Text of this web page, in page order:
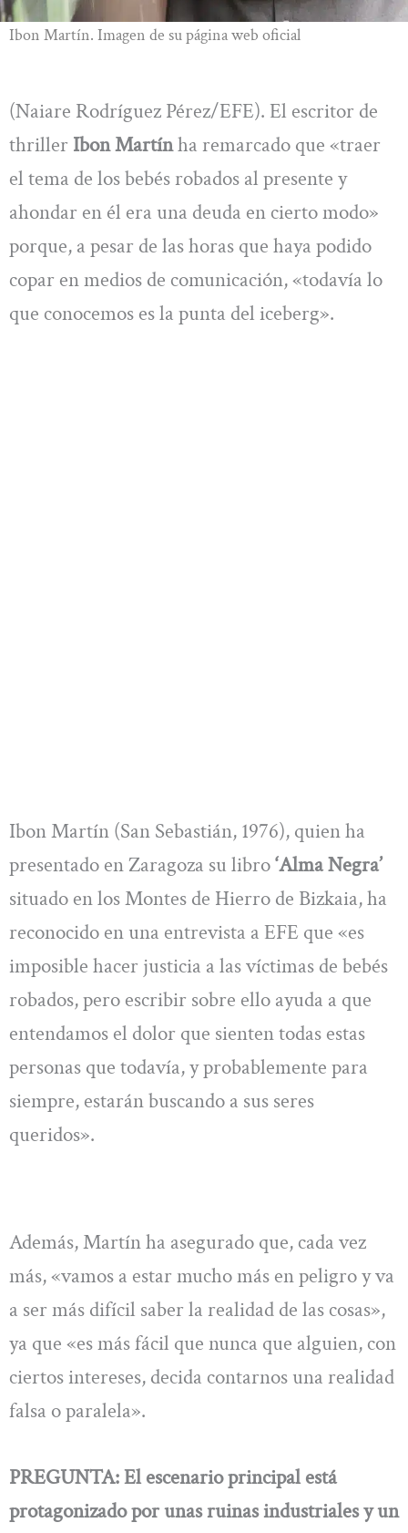
Ibon Martín. Imagen de su página web oficial
(Naiare Rodríguez Pérez/EFE). El escritor de
thriller Ibon Martínha remarcado que «traer
el tema de los bebés robados al presente y
ahondar en él era una deuda en cierto modo»
porque, a pesar de las horas que haya podido
copar en medios de comunicación, «todavía lo
que conocemos es la punta del iceberg».
Ibon Martín (San Sebastián, 1976), quien ha
presentado en Zaragoza su libro‘Alma Negra’
situado en los Montes de Hierro de Bizkaia, ha
reconocido en una entrevista a EFE que «es
imposible hacer justicia a las víctimas de bebés
robados, pero escribir sobre ello ayuda a que
entendamos el dolor que sienten todas estas
personas que todavía, y probablemente para
siempre, estarán buscando a sus seres
queridos».
Además, Martín ha asegurado que, cada vez
más, «vamos a estar mucho más en peligro y va
a ser más difícil saber la realidad de las cosas»,
ya que «es más fácil que nunca que alguien, con
ciertos intereses, decida contarnos una realidad
falsa o paralela».
PREGUNTA: El escenario principal está
protagonizado por unas ruinas industriales y un